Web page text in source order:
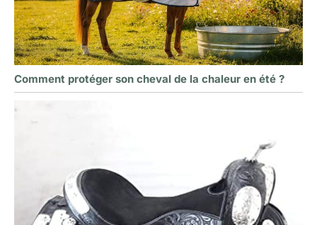
Comment protéger son cheval de la chaleur en été ?